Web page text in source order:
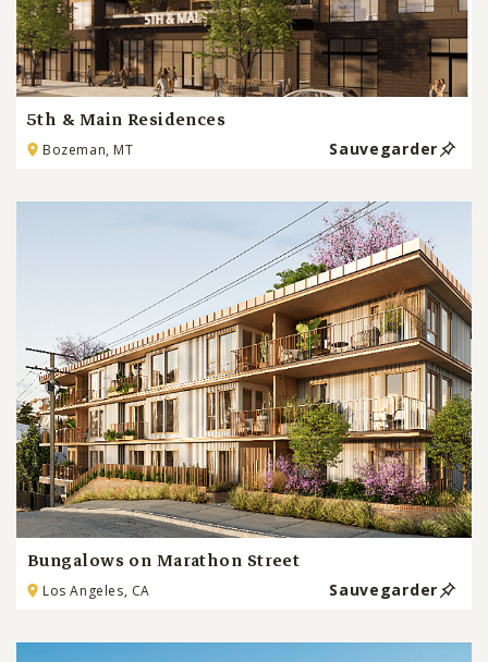
5th & Main Residences
Bozeman, MT Sauvegarder
Bungalows on Marathon Street
Los Angeles, CA Sauvegarder